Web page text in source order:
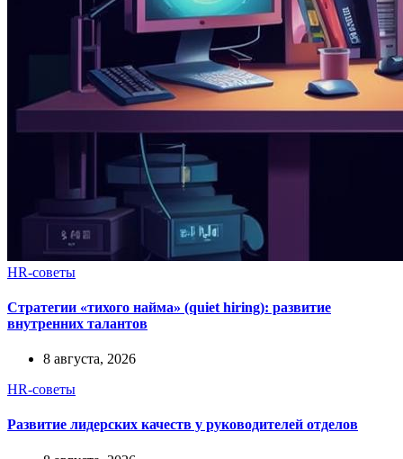
HR-советы
Стратегии «тихого найма» (quiet hiring): развитие
внутренних талантов
8 августа, 2026
HR-советы
Развитие лидерских качеств у руководителей отделов